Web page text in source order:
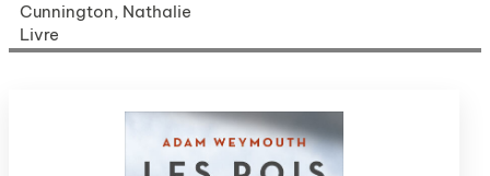
Cunnington, Nathalie
Livre